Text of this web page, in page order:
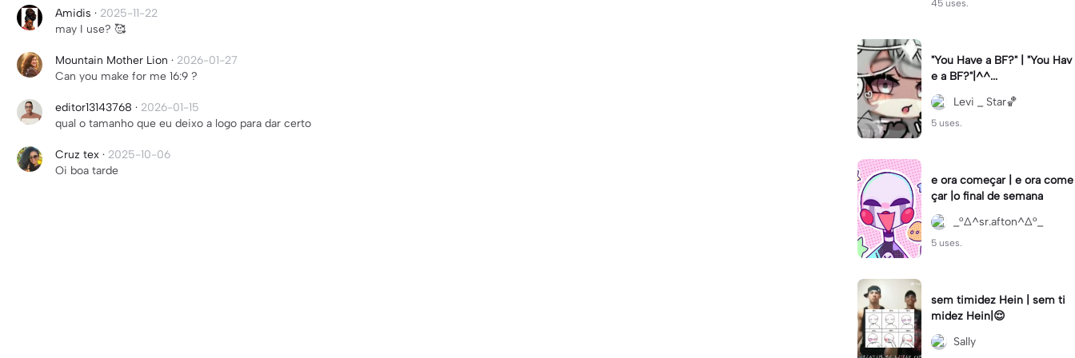
Amidis · 2025-11-22
may I use? 🥰
Mountain Mother Lion · 2026-01-27
Can you make for me 16:9 ?
editor13143768 · 2026-01-15
qual o tamanho que eu deixo a logo para dar certo
Cruz tex · 2025-10-06
Oi boa tarde
45 uses.
"You Have a BF?" | "You Hav
e a BF?"|^^...
Levi _ Star🏀
5 uses.
e ora começar | e ora come
çar |o final de semana
_°∆^sr.afton^∆°_
5 uses.
sem timidez Hein | sem ti
midez Hein|😌
Sally